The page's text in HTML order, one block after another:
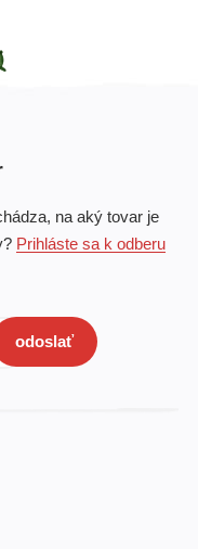
na aký tovar je
Prihláste sa k odberu
odoslať